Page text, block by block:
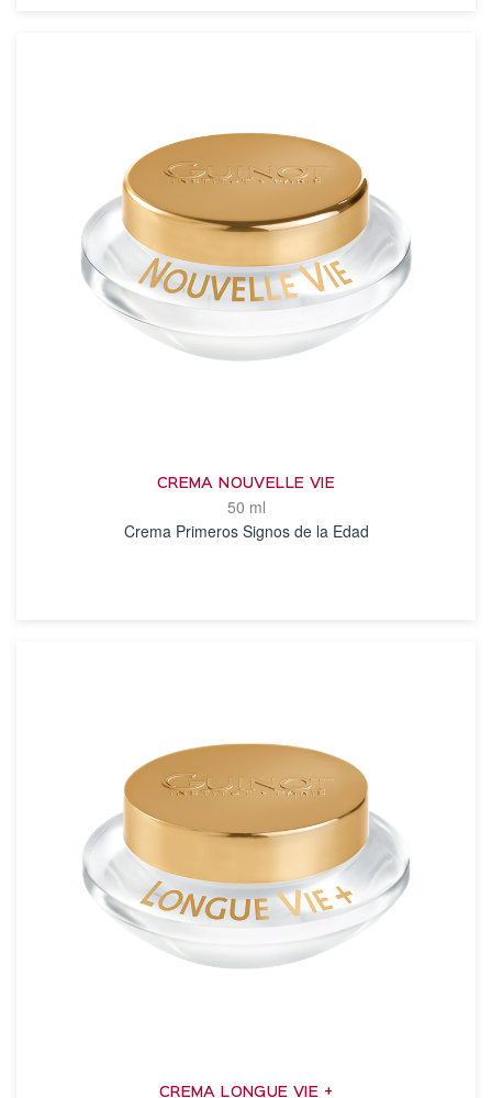
CREMA NOUVELLE VIE
50 ml
Crema Primeros Signos de la Edad
CREMA LONGUE VIE +